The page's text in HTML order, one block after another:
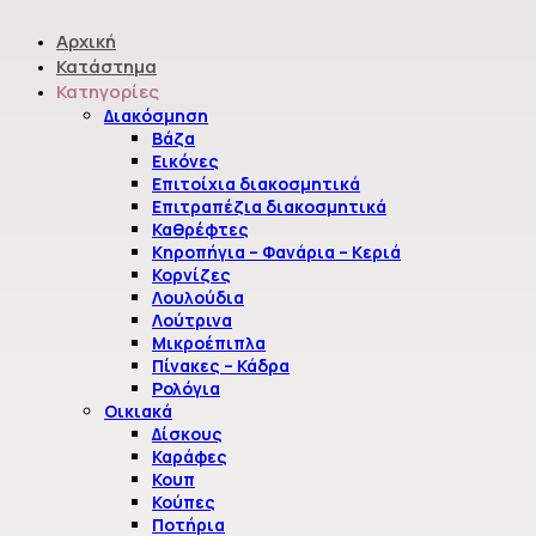
Αρχική
Κατάστημα
Κατηγορίες
Διακόσμηση
Βάζα
Εικόνες
Επιτοίχια διακοσμητικά
Επιτραπέζια διακοσμητικά
Καθρέφτες
Κηροπήγια – Φανάρια – Κεριά
Κορνίζες
Λουλούδια
Λούτρινα
Μικροέπιπλα
Πίνακες – Κάδρα
Ρολόγια
Οικιακά
Δίσκους
Καράφες
Κουπ
Κούπες
Ποτήρια
Αρραβώνας – Γάμος
Κατάστημα
Αρραβώνας - Γάμος
Καθαρίστε Όλα